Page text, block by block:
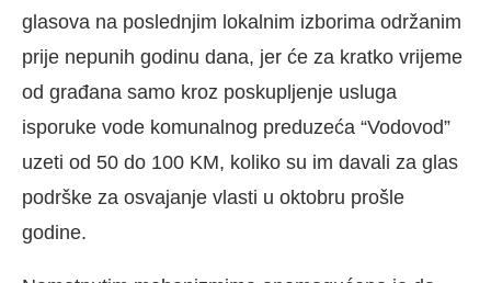
glasova na poslednjim lokalnim izborima održanim
prije nepunih godinu dana, jer će za kratko vrijeme
od građana samo kroz poskupljenje usluga
isporuke vode komunalnog preduzeća “Vodovod”
uzeti od 50 do 100 KM, koliko su im davali za glas
podrške za osvajanje vlasti u oktobru prošle
godine.